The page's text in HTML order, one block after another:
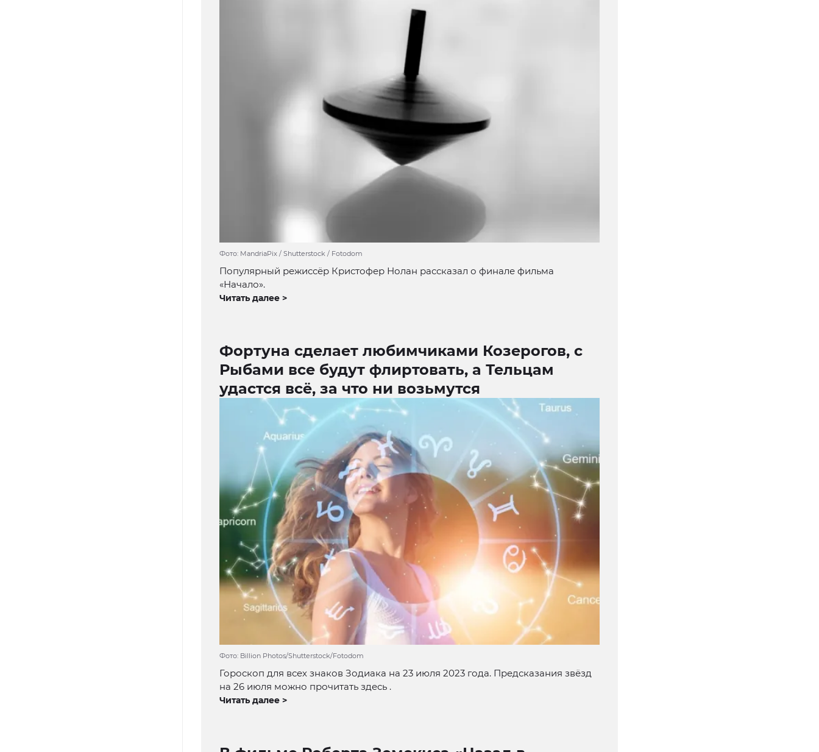
Фото: MandriaPix / Shutterstock / Fotodom
Популярный режиссёр Кристофер Нолан рассказал о финале фильма
«Начало».
Читать далее >
Фортуна сделает любимчиками Козерогов, с
Рыбами все будут флиртовать, а Тельцам
удастся всё, за что ни возьмутся
Фото: Billion Photos/Shutterstock/Fotodom
Гороскоп для всех знаков Зодиака на 23 июля 2023 года. Предсказания звёзд
на 26 июля можно прочитать здесь .
Читать далее >